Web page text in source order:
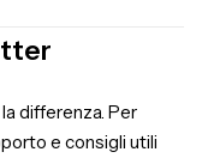
differenza. Per
e consigli utili